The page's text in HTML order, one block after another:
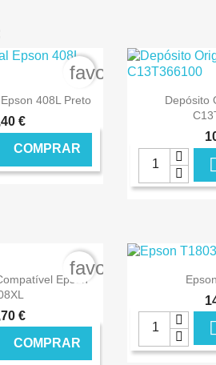
Ver+ 408L Preto
€
COMPRAR
favorite_border
Depósito
Epson
€
COMPRAR
favorite_border 